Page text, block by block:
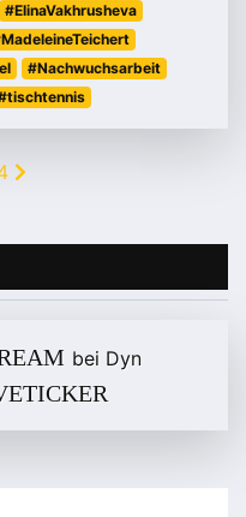
#ElinaVakhrusheva
#Nachwuchsarbeit
bei Dyn